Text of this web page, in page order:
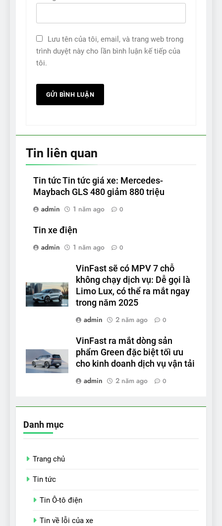
Lưu tên của tôi, email, và trang web trong
trình duyệt này cho lần bình luận kế tiếp của
tôi.
Tin liên quan
Tin tức Tin tức giá xe: Mercedes-
Maybach GLS 480 giảm 880 triệu
admin
1 năm ago 0
Tin xe điện
admin
1 năm ago 0
VinFast sẽ có MPV 7 chỗ
không chạy dịch vụ: Dễ gọi là
Limo Lux, có thể ra mắt ngay
trong năm 2025
admin
2 năm ago 0
VinFast ra mắt dòng sản
phẩm Green đặc biệt tối ưu
cho kinh doanh dịch vụ vận tải
admin
2 năm ago 0
Danh mục
Trang chủ
Tin tức
Tin Ô-tô điện
Tin về lỗi của xe